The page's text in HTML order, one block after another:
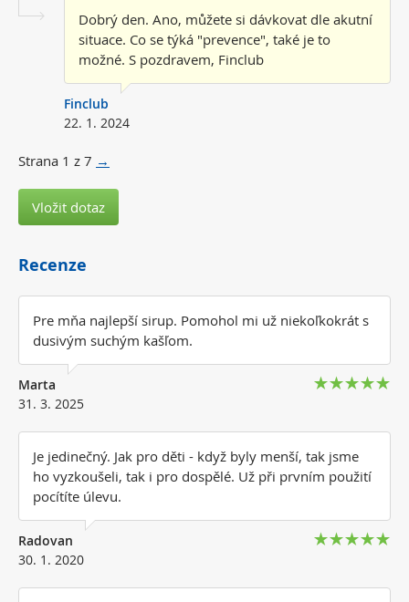
Dobrý den. Ano, můžete si dávkovat dle akutní
situace. Co se týká "prevence", také je to
možné. S pozdravem, Finclub
Finclub
22. 1. 2024
Strana 1 z 7 →
Vložit dotaz
Recenze
Pre mňa najlepší sirup. Pomohol mi už niekoľkokrát s
dusivým suchým kašľom.
Marta
31. 3. 2025
Je jedinečný. Jak pro děti - když byly menší, tak jsme
ho vyzkoušeli, tak i pro dospělé. Už při prvním použití
pocítíte úlevu.
Radovan
30. 1. 2020